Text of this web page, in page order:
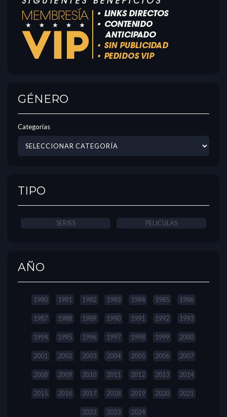
GÉNERO
Categorías
TIPO
SERIES PELICULAS
AÑO
1980 1981 1982 1983 1984 1985 1986
1987 1988 1989 1990 1991 1992 1993
1994 1995 1996 1997 1998 1999 2000
2001 2002 2003 2004 2005 2006 2007
2008 2009 2010 2011 2012 2013 2014
2015 2016 2017 2018 2019 2020 2021
2022 2023 2024